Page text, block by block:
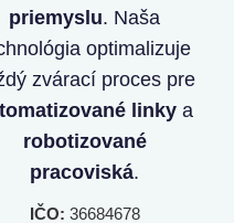
priemyslu. Naša
optimalizuje
zvárací proces pre
linky a
robotizované
pracoviská.
IČO: 36684678